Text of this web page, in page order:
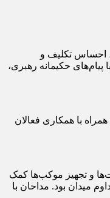
احساس تکلیف و
حکیمانه رهبری،
با همکاری فعالان
و تجهیز موکب‌ها کمک
میدان بود. مداحان با